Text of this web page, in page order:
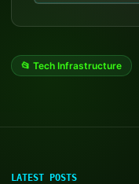
📂 Tech Infrastructure
LATEST POSTS